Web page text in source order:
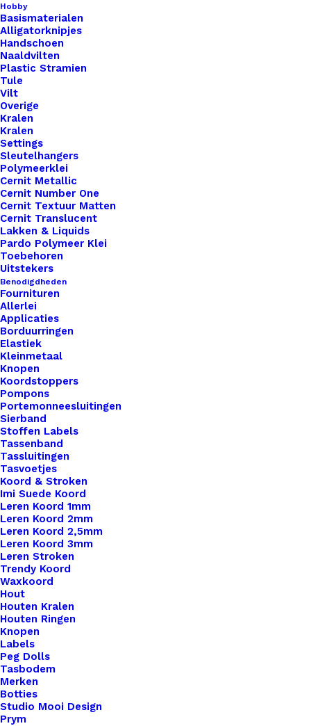
Hobby
Basismaterialen
Alligatorknipjes
Handschoen
Naaldvilten
Plastic Stramien
Tule
Vilt
Overige
Kralen
Kralen
Settings
Sleutelhangers
Polymeerklei
Cernit Metallic
Cernit Number One
Cernit Textuur Matten
Cernit Translucent
Lakken & Liquids
Pardo Polymeer Klei
Toebehoren
Uitstekers
Benodigdheden
Fournituren
Allerlei
Applicaties
Borduurringen
Elastiek
Kleinmetaal
Knopen
Koordstoppers
Pompons
Portemonneesluitingen
Sierband
Stoffen Labels
Tassenband
Tassluitingen
Tasvoetjes
Koord & Stroken
Imi Suede Koord
Leren Koord 1mm
Leren Koord 2mm
Leren Koord 2,5mm
Leren Koord 3mm
Leren Stroken
Trendy Koord
Waxkoord
Hout
Houten Kralen
Houten Ringen
Knopen
Labels
Peg Dolls
Tasbodem
Merken
Botties
Studio Mooi Design
Prym
€3,50
€3,50